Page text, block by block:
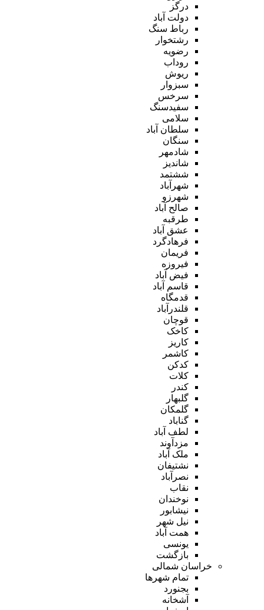
درگز
دولت آباد
رباط سنگ
رشتخوار
رضویه
روداب
ریوش
سبزوار
سرخس
سفیدسنگ
سلامی
سلطان آباد
سنگان
شادمهر
شاندیز
ششتمد
شهرآباد
شهرزو
صالح آباد
طرقبه
عشق آباد
فرهادگرد
فریمان
فیروزه
فیض آباد
قاسم آباد
قدمگاه
قلندرآباد
قوچان
کاخک
کاریز
کاشمر
کدکن
کلات
کندر
گلبهار
گلمکان
گناباد
لطف آباد
مزدآوند
ملک آباد
نشتیفان
نصرآباد
نقاب
نوخندان
نیشابور
نیل شهر
همت آباد
یونسی
بازگشت
خراسان شمالی
تمام شهر‌ها
بجنورد
آشخانه